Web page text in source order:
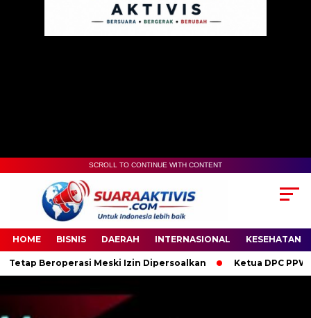
00:00
SCROLL TO CONTINUE WITH CONTENT
HOME BISNIS DAERAH INTERNASIONAL KESEHATAN
Meski Izin Dipersoalkan Ketua DPC PPWI OKI Bersama